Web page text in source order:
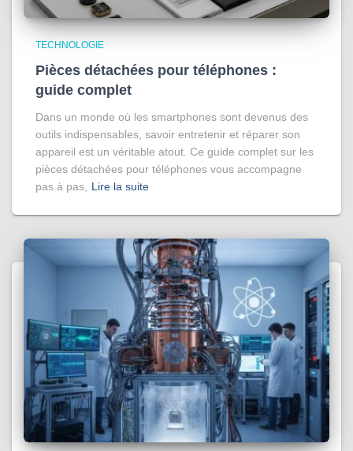
TECHNOLOGIE
Pièces détachées pour téléphones :
guide complet
Dans un monde où les smartphones sont devenus des
outils indispensables, savoir entretenir et réparer son
appareil est un véritable atout. Ce guide complet sur les
pièces détachées pour téléphones vous accompagne
pas à pas,
Lire la suite